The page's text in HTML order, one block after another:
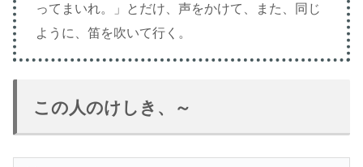
ってまいれ。」とだけ、声をかけて、また、同じ
ように、笛を吹いて行く。
この人のけしき、～